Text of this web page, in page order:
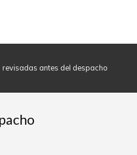
antes del despacho